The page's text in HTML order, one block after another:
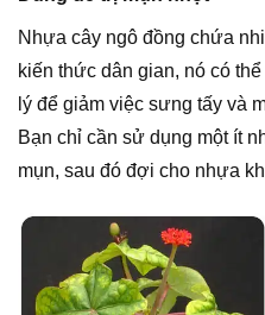
Nhựa cây ngô đồng chứa
kiến thức dân gian, nó có
lý để giảm việc sưng tấy và
Bạn chỉ cần sử dụng một ít
mụn, sau đó đợi cho nhựa